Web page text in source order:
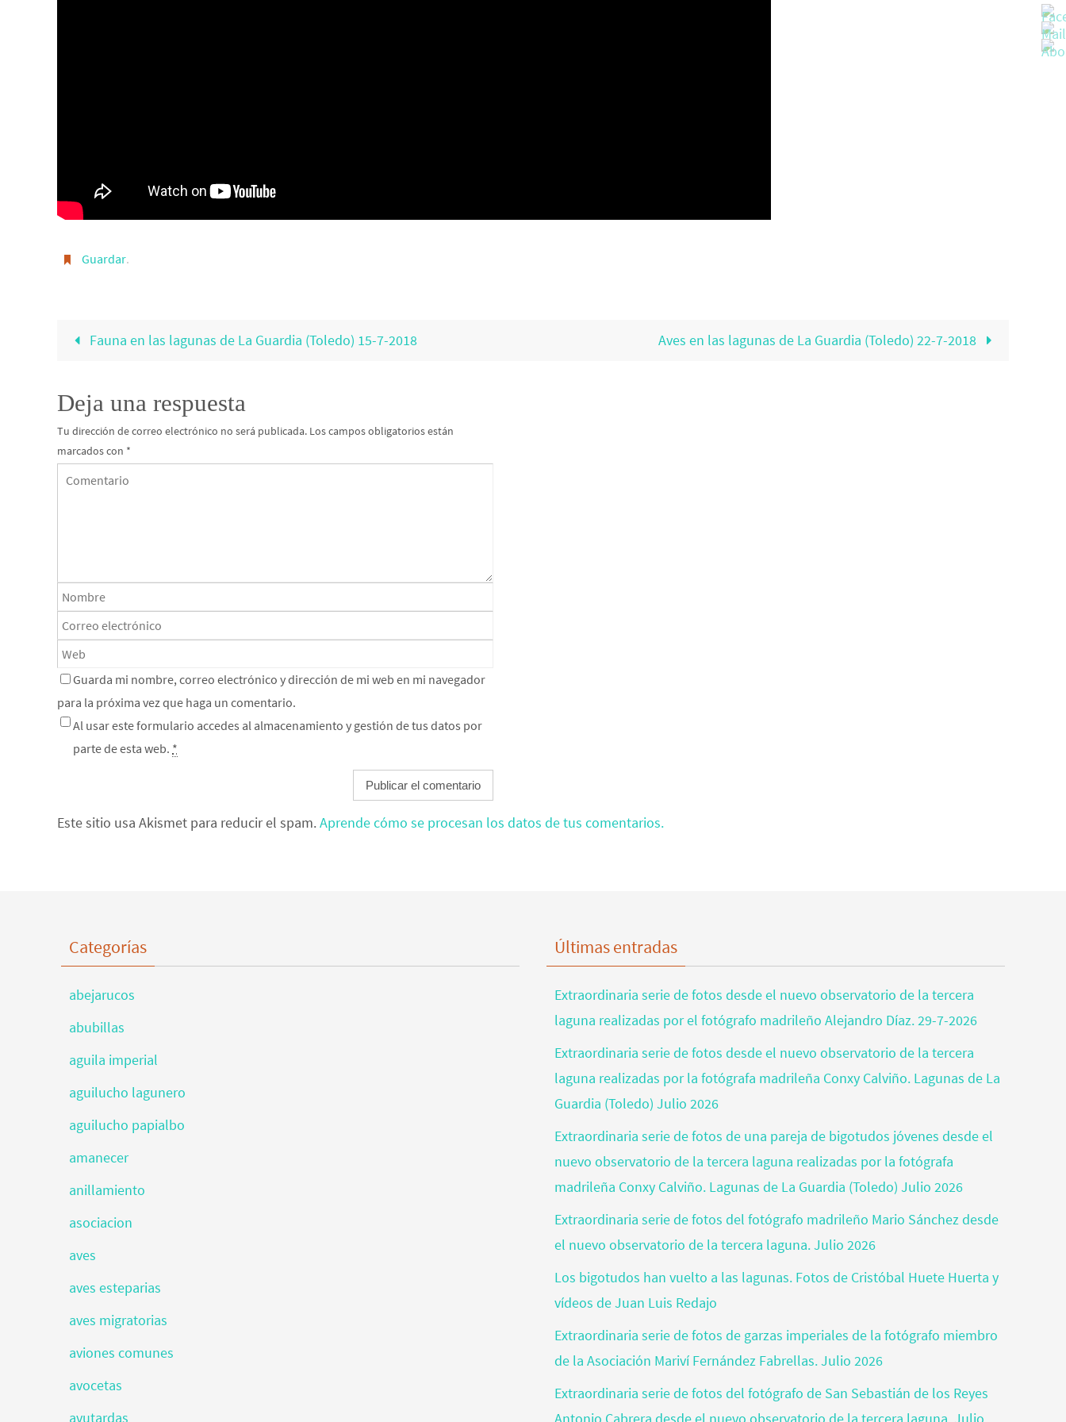
Guardar.
Fauna en las lagunas de La Guardia (Toledo) 15-7-2018 Aves en las lagunas de La Guardia (Toledo) 22-7-2018
Deja una respuesta
Tu dirección de correo electrónico no será publicada. Los campos obligatorios están
marcados con *
Guarda mi nombre, correo electrónico y dirección de mi web en mi navegador
para la próxima vez que haga un comentario.
Al usar este formulario accedes al almacenamiento y gestión de tus datos por
parte de esta web. *
Este sitio usa Akismet para reducir el spam.Aprende cómo se procesan los datos de tus comentarios.
Categorías
abejarucos
abubillas
aguila imperial
aguilucho lagunero
aguilucho papialbo
amanecer
anillamiento
asociacion
aves
aves esteparias
aves migratorias
aviones comunes
avocetas
avutardas
Últimas entradas
Extraordinaria serie de fotos desde el nuevo observatorio de la tercera
laguna realizadas por el fotógrafo madrileño Alejandro Díaz. 29-7-2026
Extraordinaria serie de fotos desde el nuevo observatorio de la tercera
laguna realizadas por la fotógrafa madrileña Conxy Calviño. Lagunas de La
Guardia (Toledo) Julio 2026
Extraordinaria serie de fotos de una pareja de bigotudos jóvenes desde el
nuevo observatorio de la tercera laguna realizadas por la fotógrafa
madrileña Conxy Calviño. Lagunas de La Guardia (Toledo) Julio 2026
Extraordinaria serie de fotos del fotógrafo madrileño Mario Sánchez desde
el nuevo observatorio de la tercera laguna. Julio 2026
Los bigotudos han vuelto a las lagunas. Fotos de Cristóbal Huete Huerta y
vídeos de Juan Luis Redajo
Extraordinaria serie de fotos de garzas imperiales de la fotógrafo miembro
de la Asociación Mariví Fernández Fabrellas. Julio 2026
Extraordinaria serie de fotos del fotógrafo de San Sebastián de los Reyes